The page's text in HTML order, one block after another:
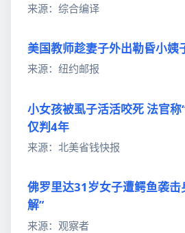
来源：综合编译
美国教师趁妻子外出勒昏小姨
来源：纽约邮报
小女孩被虱子活活咬死 法官称
仅判4年
来源：北美省钱快报
佛罗里达31岁女子遭鳄鱼袭击
解”
来源：观察者